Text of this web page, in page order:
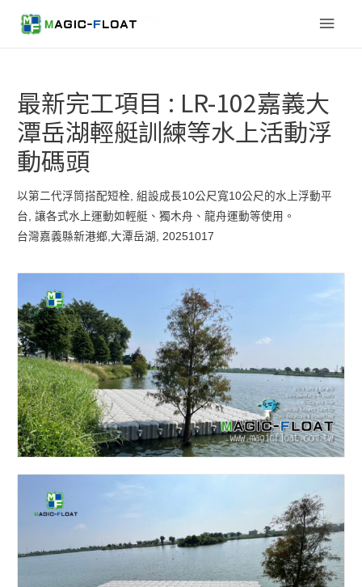
Main
最新完工項目 : LR-102嘉義大
潭岳湖輕艇訓練等水上活動浮
動碼頭
以第二代浮筒搭配短栓, 組設成長10公尺寬10公尺的水上浮動平
台, 讓各式水上運動如輕艇、獨木舟、龍舟運動等使用。
台灣嘉義縣新港鄉,大潭岳湖, 20251017